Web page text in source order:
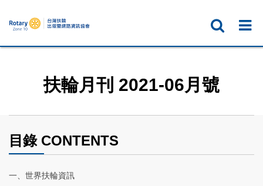
扶輪月刊 2021-06月號
目錄 CONTENTS
一、世界扶輪資訊